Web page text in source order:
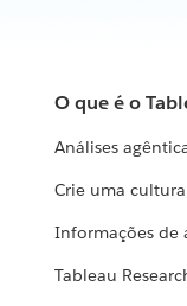
O que é o
Análises
Crie uma
Informações de
Tableau